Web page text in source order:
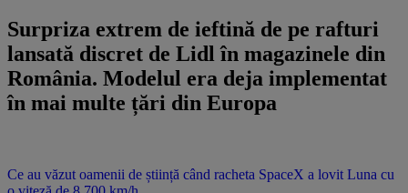
Surpriza extrem de ieftină de pe rafturi
lansată discret de Lidl în magazinele din
România. Modelul era deja implementat
în mai multe țări din Europa
Ce au văzut oamenii de știință când racheta SpaceX a lovit Luna cu